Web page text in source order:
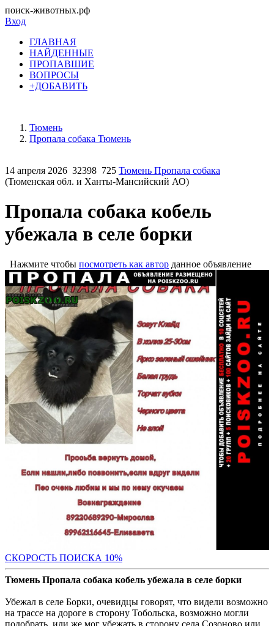
поиск-животных.рф
Вход
ГЛАВНАЯ
НАЙДЕННЫЕ
ПРОПАВШИЕ
ВОПРОСЫ
+ДОБАВИТЬ
Тюмень
Пропала собака Тюмень
14 апреля 2026 32398 725 Тюмень Пропала собака
(Тюменская обл. и Ханты-Мансийский АО)
Пропала собака кобель
убежала в селе борки
Нажмите чтобы посмотреть как автор данное объявление
СКОРОСТЬ ПОИСКА 10%
Тюмень Пропала собака кобель убежала в селе борки
Убежал в селе Борки, очевидцы говорят, что видели возможно
на трассе на дороге в сторону Тобольска, возможно могли
подобрать, или же мог убежать в сторону села Созоново или